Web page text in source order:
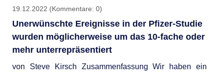
19.12.2022 (Kommentare: 0)
Unerwünschte Ereignisse in der Pfizer-Studie
wurden möglicherweise um das 10-fache oder
mehr unterrepräsentiert
von Steve Kirsch Zusammenfassung Wir haben ein